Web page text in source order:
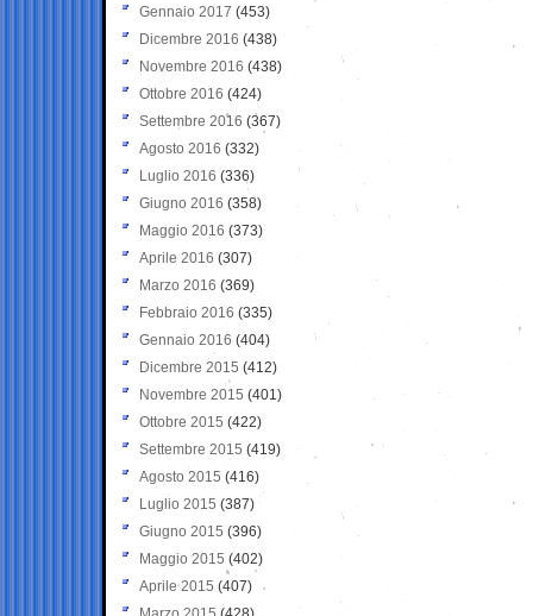
Gennaio 2017 (453)
Dicembre 2016 (438)
Novembre 2016 (438)
Ottobre 2016 (424)
Settembre 2016 (367)
Agosto 2016 (332)
Luglio 2016 (336)
Giugno 2016 (358)
Maggio 2016 (373)
Aprile 2016 (307)
Marzo 2016 (369)
Febbraio 2016 (335)
Gennaio 2016 (404)
Dicembre 2015 (412)
Novembre 2015 (401)
Ottobre 2015 (422)
Settembre 2015 (419)
Agosto 2015 (416)
Luglio 2015 (387)
Giugno 2015 (396)
Maggio 2015 (402)
Aprile 2015 (407)